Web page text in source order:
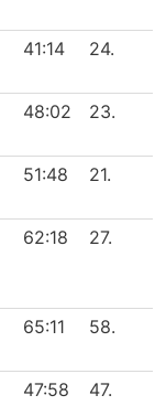
41:14 24.
48:02 23.
51:48 21.
62:18 27.
65:11 58.
47:58 47.